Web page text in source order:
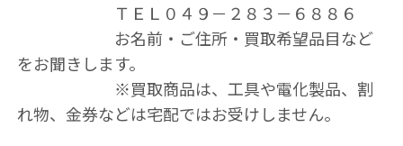
ＴＥＬ０４９－２８３－６８８６
お名前・ご住所・買取希望品目など
をお聞きします。
※買取商品は、工具や電化製品、割
れ物、金券などは宅配ではお受けしません。